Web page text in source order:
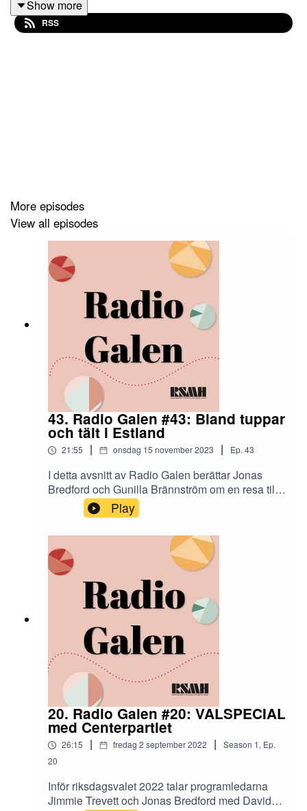
Show more
RSS
More episodes
View all episodes
43. Radio Galen #43: Bland tuppar
och tält i Estland
21:55 | onsdag 15 november 2023 | Ep. 43
I detta avsnitt av Radio Galen berättar Jonas
Bredford och Gunilla Brännström om en resa till
Estland som RSMH:s internationella grupp
gjorde. De hälsade på Estlands motsvarighet till
RSMH. Det var en minst sagt händelserik resa
som inkluderade mögliga militärtält och
morgonpigga tuppar.
Play
20. Radio Galen #20: VALSPECIAL
med Centerpartiet
26:15 | fredag 2 september 2022 | Season 1, Ep.
20
Inför riksdagsvalet 2022 talar programledarna
Jimmie Trevett och Jonas Bredford med David